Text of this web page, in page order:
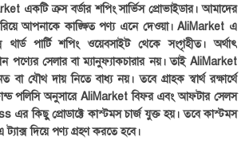
একটি ক্রস বর্ডার শপিং সার্ভিস প্রোভাইডার। আমাদের
আপনাকে কাঙ্ক্ষিত পণ্য এনে দেওয়া। AliMarket এ
থার্ড পার্টি শপিং ওয়েবসাইট থেকে সংগৃহীত। অর্থাৎ
সেলার বা ম্যানুফ্যাকচারার নয়। তাই AliMarket
বা যৌথ দায় নিতে বাধ্য নয়। তবে গ্রাহক স্বার্থ রক্ষার্থে
পলিসি অনুসারে AliMarket বিফর এবং আফটার সেলস
এর কিছু প্রোডাক্টে কাস্টমস চার্জ যুক্ত হয়। তবে কাস্টমস
ট্যাক্স দিয়ে পণ্য গ্রহণ করতে হবে।